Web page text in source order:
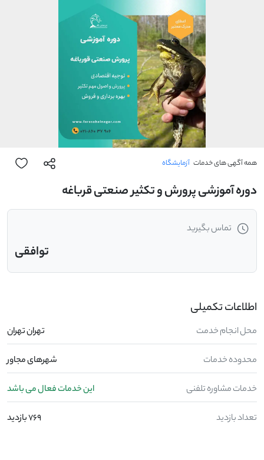
همه آگهی های خدمات آزمایشگاه
دوره آموزشی پرورش و تکثیر صنعتی قرباغه
تماس بگیرید
توافقی
اطلاعات تکمیلی
محل انجام خدمت تهران تهران
محدوده خدمات شهرهای مجاور
خدمات مشاوره تلفنی این خدمات فعال می باشد
تعداد بازدید 769 بازدید